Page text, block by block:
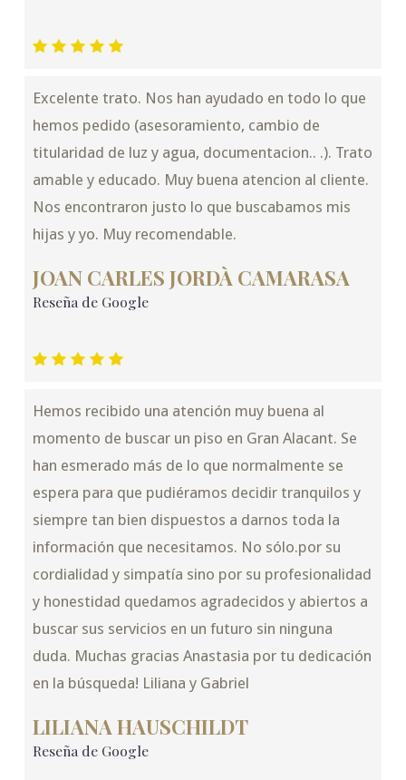
Excelente trato. Nos han ayudado en todo lo que
hemos pedido (asesoramiento, cambio de
titularidad de luz y agua, documentacion.. .). Trato
amable y educado. Muy buena atencion al cliente.
Nos encontraron justo lo que buscabamos mis
hijas y yo. Muy recomendable.
JOAN CARLES JORDÀ CAMARASA
Reseña de Google
Hemos recibido una atención muy buena al
momento de buscar un piso en Gran Alacant. Se
han esmerado más de lo que normalmente se
espera para que pudiéramos decidir tranquilos y
siempre tan bien dispuestos a darnos toda la
información que necesitamos. No sólo.por su
cordialidad y simpatía sino por su profesionalidad
y honestidad quedamos agradecidos y abiertos a
buscar sus servicios en un futuro sin ninguna
duda. Muchas gracias Anastasia por tu dedicación
en la búsqueda! Liliana y Gabriel
LILIANA HAUSCHILDT
Reseña de Google